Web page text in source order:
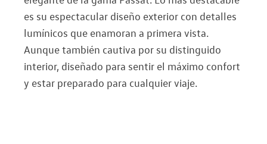
es su espectacular diseño exterior con detalles
lumínicos que enamoran a primera vista.
Aunque también cautiva por su distinguido
interior, diseñado para sentir el máximo confort
y estar preparado para cualquier viaje.